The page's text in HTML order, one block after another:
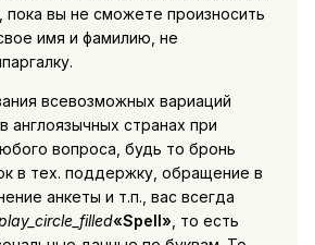
пока вы не сможете произносить
имя и фамилию, не
всевозможных вариаций
англоязычных странах при
вопроса, будь то бронь
в тех. поддержку, обращение в
анкеты и т.п., вас всегда
«Spell» , то есть